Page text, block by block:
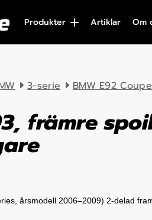
Produkter Artiklar Om
3-serie BMW E92
främre
årsmodell 2006–2009) 2-delad